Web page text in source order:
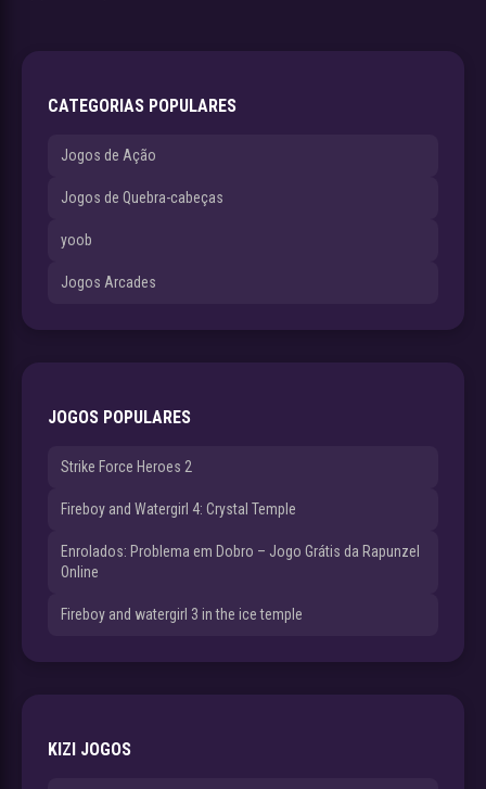
CATEGORIAS POPULARES
Jogos de Ação
Jogos de Quebra-cabeças
yoob
Jogos Arcades
JOGOS POPULARES
Strike Force Heroes 2
Fireboy and Watergirl 4: Crystal Temple
Enrolados: Problema em Dobro – Jogo Grátis da Rapunzel
Online
Fireboy and watergirl 3 in the ice temple
KIZI JOGOS